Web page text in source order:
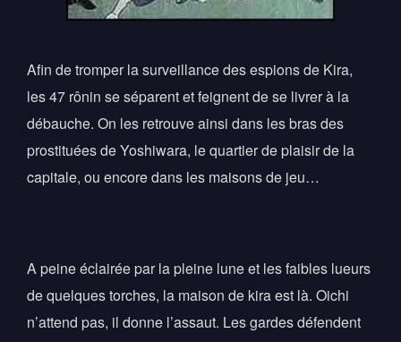
Afin de tromper la surveillance des espions de Kira,
les 47 rônin se séparent et feignent de se livrer à la
débauche. On les retrouve ainsi dans les bras des
prostituées de Yoshiwara, le quartier de plaisir de la
capitale, ou encore dans les maisons de jeu…
A peine éclairée par la pleine lune et les faibles lueurs
de quelques torches, la maison de kira est là. Oichi
n’attend pas, il donne l’assaut. Les gardes défendent